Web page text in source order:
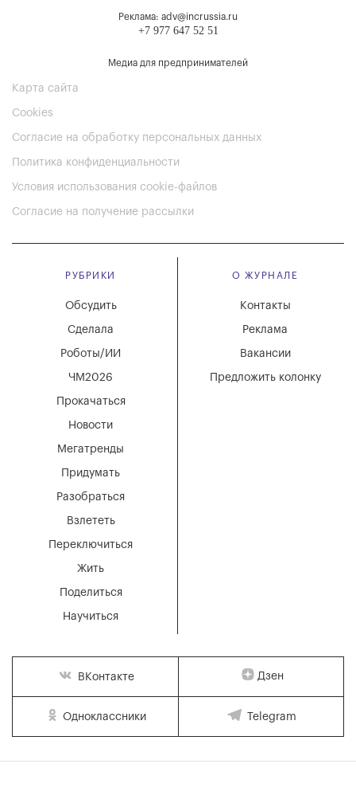
Реклама: adv@incrussia.ru
+7 977 647 52 51
Медиа для предпринимателей
Карта сайта
Cookies
Согласие на обработку персональных данных
Политика конфиденциальности
Условия использования cookie-файлов
Согласие на получение рассылки
РУБРИКИ
Мегатренды
Придумать
Разобраться
Взлететь
Новости
Переключиться
Жить
Поделиться
Научиться
Обсудить
Сделала
Роботы/ИИ
ЧМ2026
Прокачаться
О ЖУРНАЛЕ
Вакансии
Реклама
Контакты
Предложить колонку
ВКонтакте Дзен
Одноклассники Telegram